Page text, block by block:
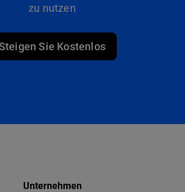
zu nutzen
Sie Kostenlos
Unternehmen